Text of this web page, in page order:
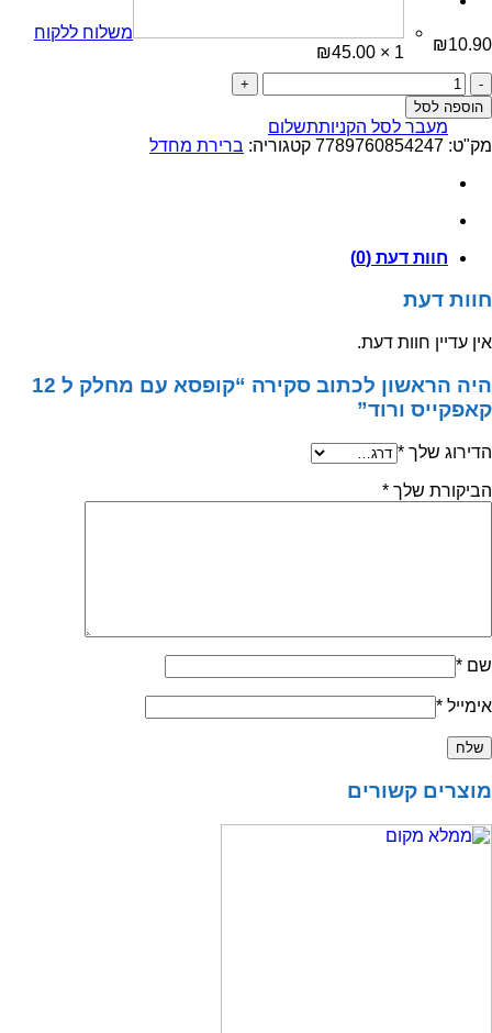
משלוח ללקוח
1 ×
₪45.00
מעבר לסל הקניותתשלום
₪10.90
כמות
של
קופסא
עם
ל
קאפקייס
הוספה לסל
מק"ט: 7789760854247 קטגוריה: ברירת מחדל
חוות דעת (0)
חוות דעת
אין עדיין חוות דעת.
היה הראשון לכתוב סקירה “קופסא עם מחלק ל 12
קאפקייס ורוד”
הדירוג שלך *
הביקורת שלך *
שם *
אימייל *
מוצרים קשורים